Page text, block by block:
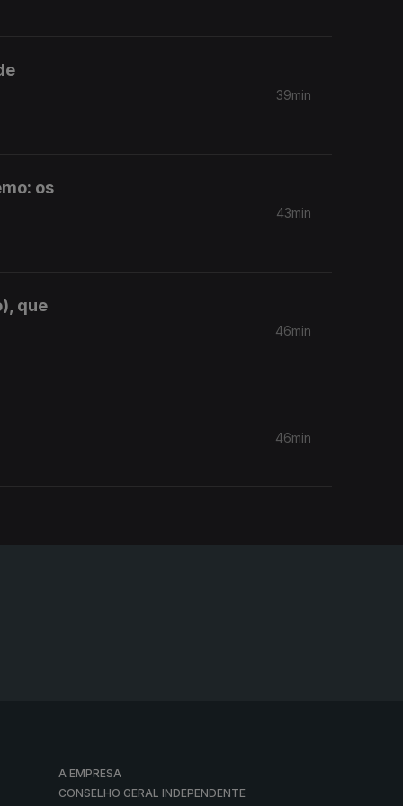
39min
os
43min
que
46min
46min
A EMPRESA
CONSELHO GERAL INDEPENDENTE